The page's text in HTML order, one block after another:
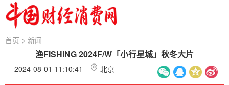
首页 > 新闻
渔FISHING 2024F/W「小行星城」秋冬大片
2024-08-01 11:10:41 北京